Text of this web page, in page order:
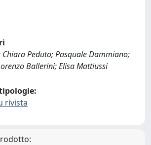
Peduto; Pasquale Dammiano;
Ballerini; Elisa Mattiussi
rivista